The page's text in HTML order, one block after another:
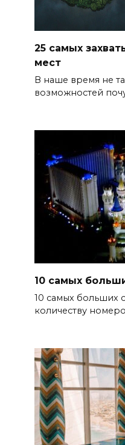
25 самых
мест
В наше время не
возможностей
10 самых
10 самых больших
количеству